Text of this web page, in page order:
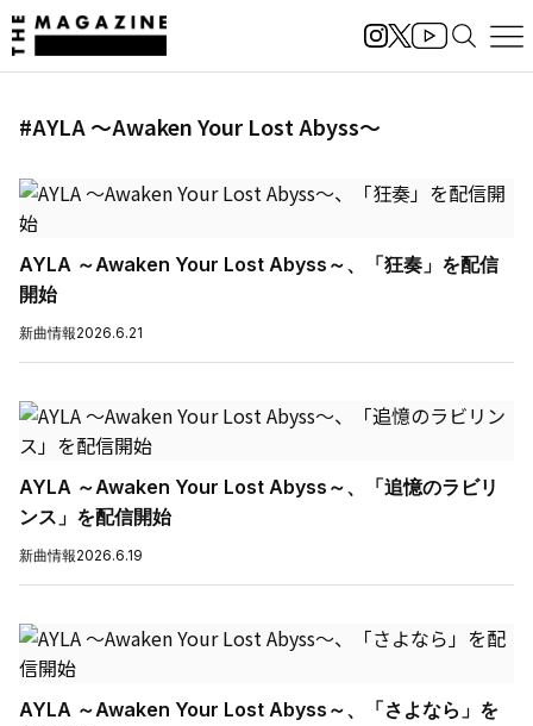
#AYLA ～Awaken Your Lost Abyss～
AYLA ～Awaken Your Lost Abyss～、「狂奏」を配信
開始
新曲情報2026.6.21
AYLA ～Awaken Your Lost Abyss～、「追憶のラビリ
ンス」を配信開始
新曲情報2026.6.19
AYLA ～Awaken Your Lost Abyss～、「さよなら」を